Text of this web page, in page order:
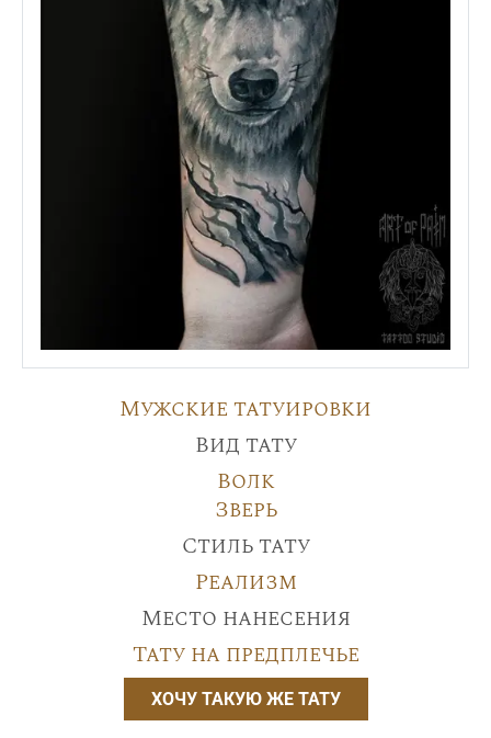
Мужские татуировки
Вид тату
Волк
Зверь
Стиль тату
Реализм
Место нанесения
Тату на предплечье
ХОЧУ ТАКУЮ ЖЕ ТАТУ